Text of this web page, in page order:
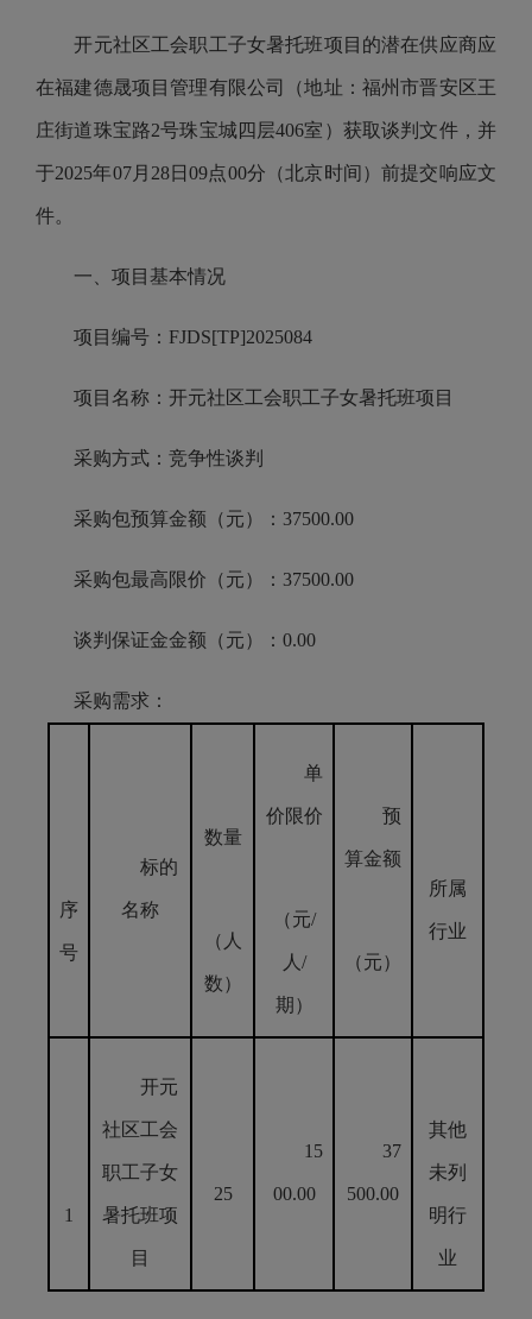
开元社区工会职工子女暑托班项目的潜在供应商应
在福建德晟项目管理有限公司（地址：福州市晋安区王
庄街道珠宝路2号珠宝城四层406室）获取谈判文件，并
于2025年07月28日09点00分（北京时间）前提交响应文
件。
一、项目基本情况
项目编号：FJDS[TP]2025084
项目名称：开元社区工会职工子女暑托班项目
采购方式：竞争性谈判
采购包预算金额（元）：37500.00
采购包最高限价（元）：37500.00
谈判保证金金额（元）：0.00
采购需求：
序
号
标的
名称
数量
（人
数）
单
价限价
（元/
人/
期）
预
算金额
（元）
所属
行业
1
开元
社区工会
职工子女
暑托班项
目
25
15
00.00
37
500.00
其他
未列
明行
业